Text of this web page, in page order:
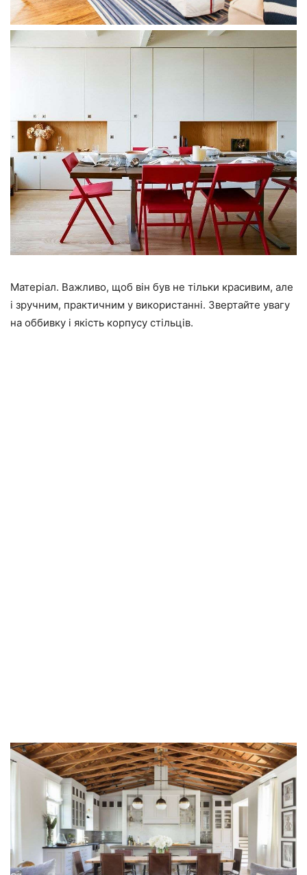
Матеріал. Важливо, щоб він був не тільки красивим, але
і зручним, практичним у використанні. Звертайте увагу
на оббивку і якість корпусу стільців.